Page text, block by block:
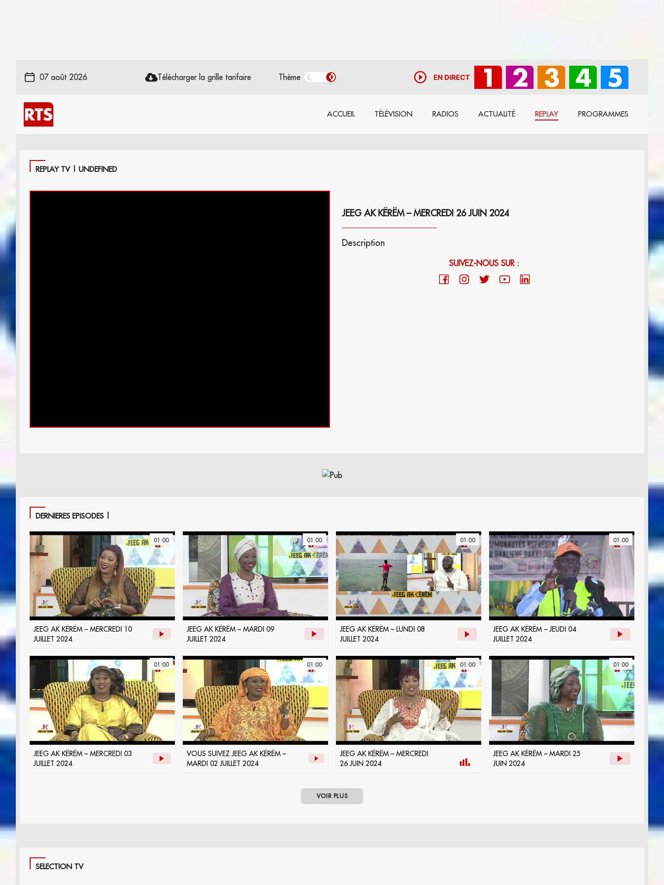
07 août 2026 Télécharger la grille tarifaire Thème
ACCUEIL TÉLÉVISION RADIOS ACTUALITÉ REPLAY PROGRAMMES
REPLAY TV | UNDEFINED
JEEG AK KËRËM – MERCREDI 26 JUIN 2024
Description
SUIVEZ-NOUS SUR :
DERNIERES EPISODES |
01:00
JEEG AK KËRËM – MERCREDI 10
JUILLET 2024
01:00
JEEG AK KËRËM – MARDI 09
JUILLET 2024
01:00
JEEG AK KËRËM – LUNDI 08
JUILLET 2024
01:00
JEEG AK KËRËM – JEUDI 04
JUILLET 2024
01:00
JEEG AK KËRËM – MERCREDI 03
JUILLET 2024
01:00
VOUS SUIVEZ JEEG AK KËRËM –
MARDI 02 JUILLET 2024
01:00
JEEG AK KËRËM – MERCREDI
26 JUIN 2024
01:00
JEEG AK KËRËM – MARDI 25
JUIN 2024
VOIR PLUS
SELECTION TV